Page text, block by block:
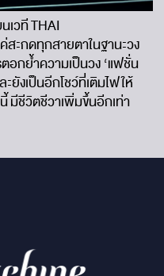
เวที THAI
สะกดทุกสายตาในฐานะวง
อกย้ำความเป็นวง ‘แฟชั่น
ยังเป็นอีกโชว์ที่เติมไฟให้
มีชีวิตชีวาเพิ่มขึ้นอีกเท่า